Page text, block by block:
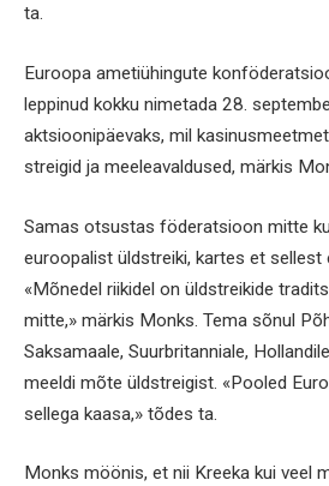
ta.
Euroopa ametiühingute
leppinud kokku nimetada 28.
aktsioonipäevaks, mil
streigid ja meeleavaldused, märkis
Samas otsustas föderatsioon mitte
euroopalist üldstreiki, kartes et sellest
«Mõnedel riikidel on üldstreikide
mitte,» märkis Monks. Tema sõnul
Saksamaale, Suurbritanniale,
meeldi mõte üldstreigist. «Pooled
sellega kaasa,» tõdes ta.
Monks möönis, et nii Kreeka kui veel